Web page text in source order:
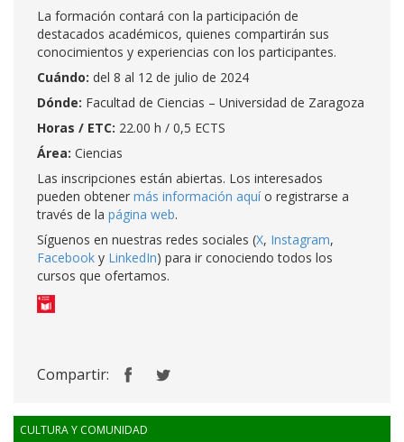
La formación contará con la participación de
destacados académicos, quienes compartirán sus
conocimientos y experiencias con los participantes.
Cuándo: del 8 al 12 de julio de 2024
Dónde: Facultad de Ciencias – Universidad de Zaragoza
Horas / ETC: 22.00 h / 0,5 ECTS
Área: Ciencias
Las inscripciones están abiertas. Los interesados
pueden obtener más información aquío registrarse a
través de la página web.
Síguenos en nuestras redes sociales (X, Instagram,
Facebook y LinkedIn) para ir conociendo todos los
cursos que ofertamos.
Compartir:
CULTURA Y COMUNIDAD